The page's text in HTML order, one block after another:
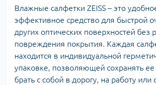
Влажные салфетки ZEISS – это
эффективное средство для быстрой
других оптических поверхностей без
повреждения покрытия. Каждая
находится в индивидуальной
упаковке, позволяющей сохранять ее
брать с собой в дорогу, на работу или